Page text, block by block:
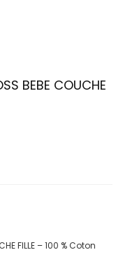
BEBE COUCHE
FILLE – 100 % Coton